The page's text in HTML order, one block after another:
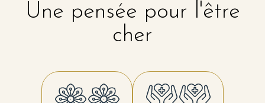
Une pensée pour l'être
cher